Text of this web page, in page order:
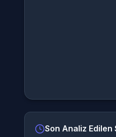
Son Analiz Edilen